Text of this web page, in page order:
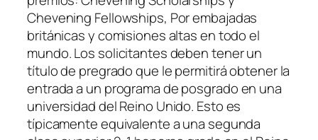
Chevening Fellowships, Por embajadas
británicas y comisiones altas en todo el
mundo. Los solicitantes deben tener un
título de pregrado que le permitirá obtener la
entrada a un programa de posgrado en una
universidad del Reino Unido. Esto es
típicamente equivalente a una segunda